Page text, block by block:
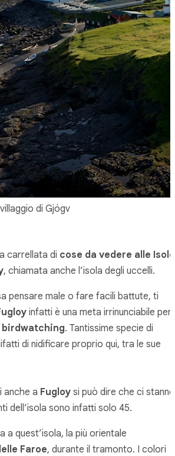
di Gjógv
carrellata di cose da vedere alle Isole
, chiamata anche l’isola degli uccelli.
pensare male o fare facili battute, ti
infatti è una meta irrinunciabile per
birdwatching. Tantissime specie di
di nidificare proprio qui, tra le sue
anche a Fugloy si può dire che ci stanno
dell’isola sono infatti solo 45.
a quest’isola, la più orientale
Faroe, durante il tramonto. I colori